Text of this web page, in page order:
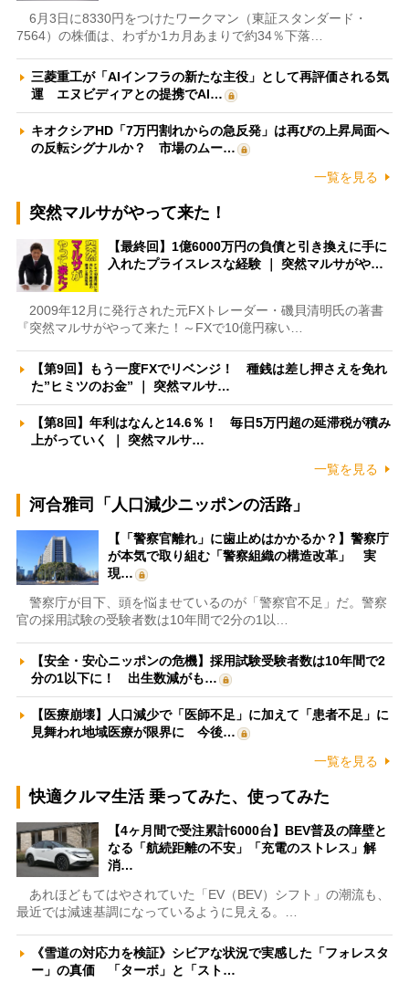
6月3日に8330円をつけたワークマン（東証スタンダード・
7564）の株価は、わずか1カ月あまりで約34％下落…
三菱重工が「AIインフラの新たな主役」として再評価される気
運 エヌビディアとの提携でAI…
キオクシアHD「7万円割れからの急反発」は再びの上昇局面へ
の反転シグナルか？ 市場のムー…
一覧を見る
突然マルサがやって来た！
【最終回】1億6000万円の負債と引き換えに手に
入れたプライスレスな経験 ｜ 突然マルサがや…
2009年12月に発行された元FXトレーダー・磯貝清明氏の著書
『突然マルサがやって来た！～FXで10億円稼い…
【第9回】もう一度FXでリベンジ！ 種銭は差し押さえを免れ
た”ヒミツのお金” ｜ 突然マルサ…
【第8回】年利はなんと14.6％！ 毎日5万円超の延滞税が積み
上がっていく ｜ 突然マルサ…
一覧を見る
河合雅司「人口減少ニッポンの活路」
【「警察官離れ」に歯止めはかかるか？】警察庁
が本気で取り組む「警察組織の構造改革」 実
現…
警察庁が目下、頭を悩ませているのが「警察官不足」だ。警察
官の採用試験の受験者数は10年間で2分の1以…
【安全・安心ニッポンの危機】採用試験受験者数は10年間で2
分の1以下に！ 出生数減がも…
【医療崩壊】人口減少で「医師不足」に加えて「患者不足」に
見舞われ地域医療が限界に 今後…
一覧を見る
快適クルマ生活 乗ってみた、使ってみた
【4ヶ月間で受注累計6000台】BEV普及の障壁と
なる「航続距離の不安」「充電のストレス」解
消…
あれほどもてはやされていた「EV（BEV）シフト」の潮流も、
最近では減速基調になっているように見える。…
《雪道の対応力を検証》シビアな状況で実感した「フォレスタ
ー」の真価 「ターボ」と「スト…